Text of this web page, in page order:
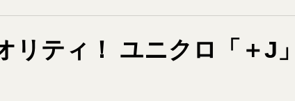
リティ！ ユニクロ「＋J